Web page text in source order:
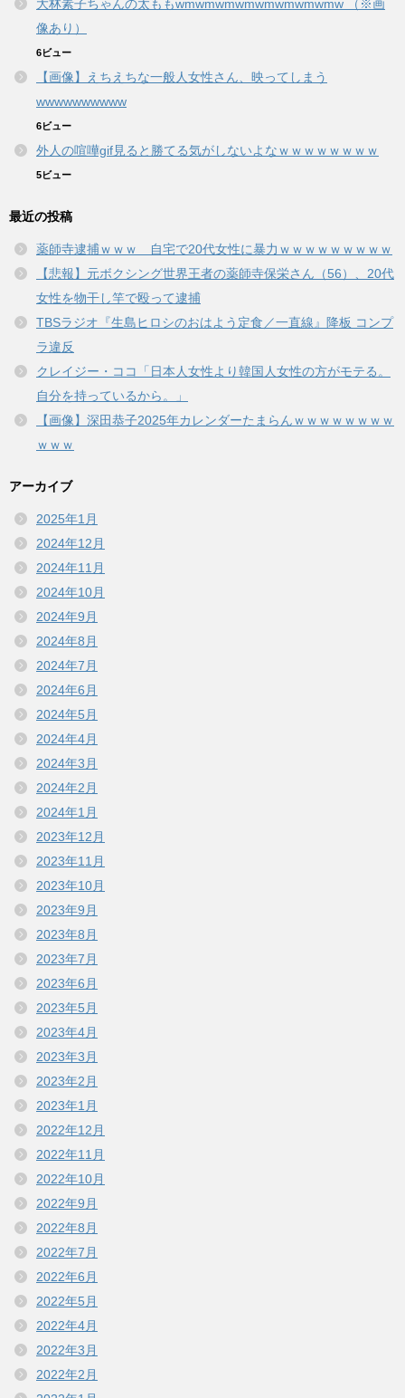
大林素子ちゃんの太ももwmwmwmwmwmwmwmwmw （※画
像あり）
6ビュー
【画像】えちえちな一般人女性さん、映ってしまう
wwwwwwwwww
6ビュー
外人の喧嘩gif見ると勝てる気がしないよなｗｗｗｗｗｗｗｗ
5ビュー
最近の投稿
薬師寺逮捕ｗｗｗ 自宅で20代女性に暴力ｗｗｗｗｗｗｗｗｗ
【悲報】元ボクシング世界王者の薬師寺保栄さん（56）、20代
女性を物干し竿で殴って逮捕
TBSラジオ『生島ヒロシのおはよう定食／一直線』降板 コンプ
ラ違反
クレイジー・ココ「日本人女性より韓国人女性の方がモテる。
自分を持っているから。」
【画像】深田恭子2025年カレンダーたまらんｗｗｗｗｗｗｗｗ
ｗｗｗ
アーカイブ
2025年1月
2024年12月
2024年11月
2024年10月
2024年9月
2024年8月
2024年7月
2024年6月
2024年5月
2024年4月
2024年3月
2024年2月
2024年1月
2023年12月
2023年11月
2023年10月
2023年9月
2023年8月
2023年7月
2023年6月
2023年5月
2023年4月
2023年3月
2023年2月
2023年1月
2022年12月
2022年11月
2022年10月
2022年9月
2022年8月
2022年7月
2022年6月
2022年5月
2022年4月
2022年3月
2022年2月